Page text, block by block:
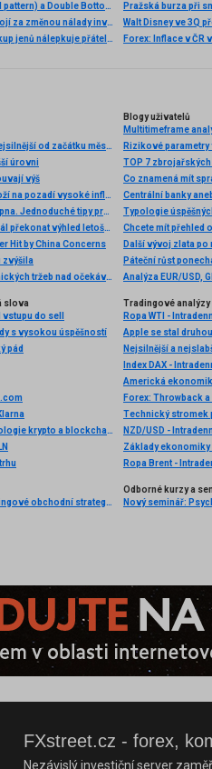
Jak obchodovat formace Double Top (M pattern) a Double Bottom (W pattern)
NASDAQ po silném růstu koriguje. Co stojí za změnou nálady investorů?
INVESTIČNÍ GLOSA: Trump americký nákup jenů nálepkuje přátelstvím. Pravda je jinde
Pražská burza při
Pražská burza uzavřela obchodování nejsilnější od začátku měsíce
úrovni
výš
Zaměřeno na USA: zájem o trvanlivé zboží na pozadí vysoké inflace a posilování USD
Obchodní plán pro pár GBP/USD na 8. srpna. Jednoduché tipy pro začátečníky.
Konferenční hovor Monety k 2Q: potenciál překonat výhled letošního čistého zisku až o 400 mil. Kč
Hit by China Concerns
zvýšila
Coca-Cola reportovala za 2Q růst organických tržeb nad očekáváním a zvýšila celoroční výhled
Blogy uživatelů
Multitimeframe
Rizikové parametry
TOP 7
Co znamená mít
Centrální banky
Typologie
Chcete mít přehled
Další vývoj zlata
Páteční růst
slova
vstupu do sell
s vysokou úspěšností
pád
Technologie krypto a blockchain
Tradingové analýzy
Ropa WTI -
Nejsilnější a
Index DAX -
Forex: Throwback a
Technický stromek
NZD/USD -
Základy
Ropa Brent -
Kniha "FOREX – Ziskové intradenní a swingové obchodní strategie" od Kathy Lien vychází v češtině!
Odborné kurzy a
FXstreet.cz - forex,
Nezávislý investiční server